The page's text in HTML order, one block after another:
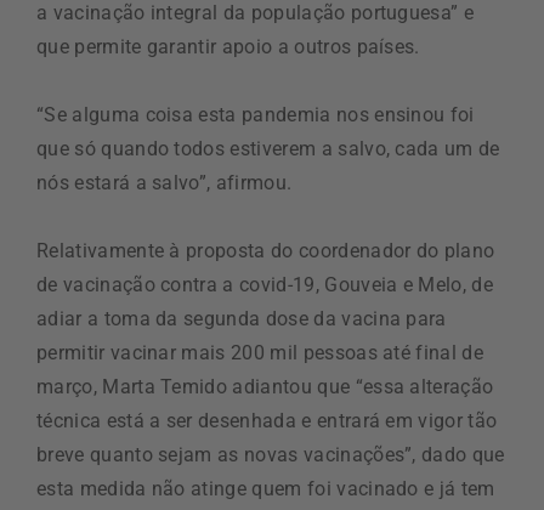
a vacinação integral da população portuguesa” e
que permite garantir apoio a outros países.
“Se alguma coisa esta pandemia nos ensinou foi
que só quando todos estiverem a salvo, cada um de
nós estará a salvo”, afirmou.
Relativamente à proposta do coordenador do plano
de vacinação contra a covid-19, Gouveia e Melo, de
adiar a toma da segunda dose da vacina para
permitir vacinar mais 200 mil pessoas até final de
março, Marta Temido adiantou que “essa alteração
técnica está a ser desenhada e entrará em vigor tão
breve quanto sejam as novas vacinações”, dado que
esta medida não atinge quem foi vacinado e já tem